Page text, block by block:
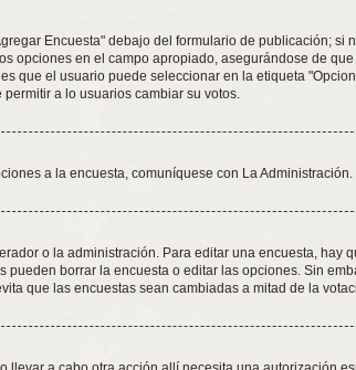
Encuesta" debajo del formulario de publicación; si
opciones en el campo apropiado, asegurándose de
que el usuario puede seleccionar en la etiqueta
a lo usuarios cambiar su votos.
a la encuesta, comuníquese con La Administración.
o la administración. Para editar una encuesta, hay
borrar la encuesta o editar las opciones. Sin
que las encuestas sean cambiadas a mitad de la